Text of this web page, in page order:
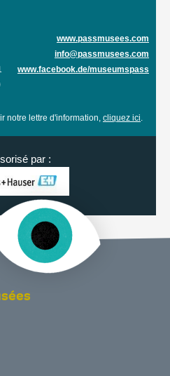
www.passmusees.com
info@passmusees.com
www.facebook.de/museumspass
notre lettre d'information, cliquez ici.
par :